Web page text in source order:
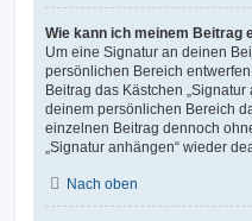
Wie kann ich meinem Beitrag
Um eine Signatur an deinen
persönlichen Bereich
Beitrag das Kästchen
deinem persönlichen Bereich
einzelnen Beitrag dennoch
„Signatur anhängen“ wieder
Nach oben